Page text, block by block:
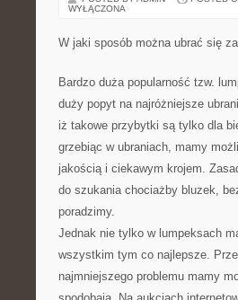
WYŁĄCZONA
W jaki sposób można ubrać się
Bardzo duża popularność tzw.
duży popyt na najróżniejsze
iż takowe przybytki są tylko dla
grzebiąc w ubraniach, mamy
jakością i ciekawym krojem.
do szukania chociażby bluzek,
poradzimy.
Jednak nie tylko w lumpeksach
wszystkim tym co najlepsze.
najmniejszego problemu mamy